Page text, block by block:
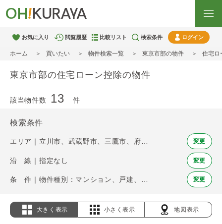
お気に入り 閲覧履歴 比較リスト 検索条件 ログイン
ホーム 買いたい 物件検索一覧 東京市部の物件 住宅ロ
東京市部の住宅ローン控除の物件
該当物件数 13 件
検索条件
エリア｜立川市、武蔵野市、三鷹市、府中市、調布市、小金井市、小平市、日野市、東村山市、国分寺市、国立市、狛江市、東大和市、東久留米市、多摩市、稲城市、西東京市 変更
沿 線｜指定なし 変更
変更
大きく表示 小さく表示 地図表示